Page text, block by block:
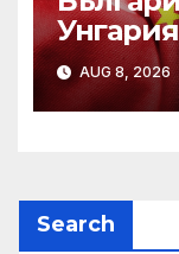
AUG 8, 2026
Search